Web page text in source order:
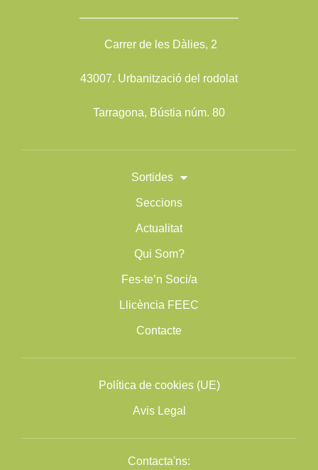
——————————————
Carrer de les Dàlies, 2
43007. Urbanització del rodolat
Tarragona, Bústia núm. 80
Sortides
Seccions
Actualitat
Qui Som?
Fes-te’n Soci/a
Llicència FEEC
Contacte
Política de cookies (UE)
Avis Legal
Contacta'ns: